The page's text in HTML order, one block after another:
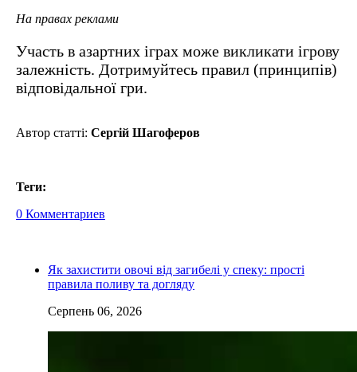
На правах реклами
Участь в азартних іграх може викликати ігрову
залежність. Дотримуйтесь правил (принципів)
відповідальної гри.
Автор статті: Сергій Шагоферов
Теги:
0 Комментариев
Як захистити овочі від загибелі у спеку: прості
правила поливу та догляду
Серпень 06, 2026